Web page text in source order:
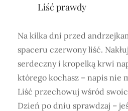
Liść prawdy
Na kilka dni przed
spaceru czerwony liść.
serdeczny i kropelką krwi
którego kochasz – napis nie
Liść przechowuj wśród
Dzień po dniu sprawdzaj –